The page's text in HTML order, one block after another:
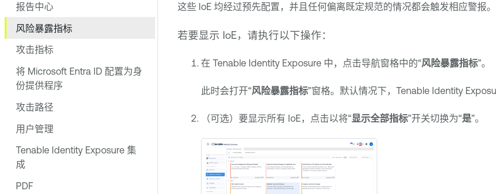
报告中心
风险暴露指标
攻击指标
将 Microsoft Entra ID 配置为身
份提供程序
攻击路径
用户管理
Tenable Identity Exposure 集
成
PDF
这些 IoE 均经过预先配置，并且任何偏离既定规范的情况都会触发相应警报。
若要显示 IoE，请执行以下操作：
在 Tenable Identity Exposure中，点击导航窗格中的“风险暴露指标”。
此时会打开“风险暴露指标”窗格。默认情况下， Tenable Identity
（可选）要显示所有 IoE，点击以将“显示全部指标”开关切换为“是”。